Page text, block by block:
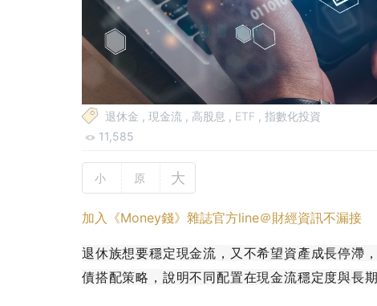
退休金 , 現金流 , 高股息 , ETF , 指數化投資
11,585
小 原 大
加入《Money錢》雜誌官方line＠財經資訊不漏接
退休族想要穩定現金流，又不希望資產成長停滯
債搭配策略，說明不同配置在現金流穩定度與長